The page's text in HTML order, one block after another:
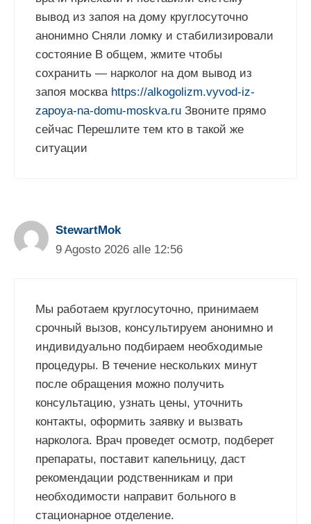
вывод из запоя на дому круглосуточно
анонимно Сняли ломку и стабилизировали
состояние В общем, жмите чтобы
сохранить — нарколог на дом вывод из
запоя москва https://alkogolizm.vyvod-iz-
zapoya-na-domu-moskva.ru Звоните прямо
сейчас Перешлите тем кто в такой же
ситуации
StewartMok
9 Agosto 2026 alle 12:56
Мы работаем круглосуточно, принимаем
срочный вызов, консультируем анонимно и
индивидуально подбираем необходимые
процедуры. В течение нескольких минут
после обращения можно получить
консультацию, узнать цены, уточнить
контакты, оформить заявку и вызвать
нарколога. Врач проведет осмотр, подберет
препараты, поставит капельницу, даст
рекомендации родственникам и при
необходимости направит больного в
стационарное отделение.